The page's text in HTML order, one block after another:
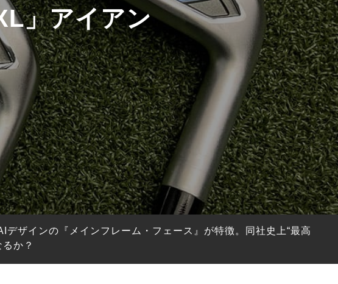
」アイアン
ザインの『メインフレーム・フェース』が特徴。同社史上“最高
か？